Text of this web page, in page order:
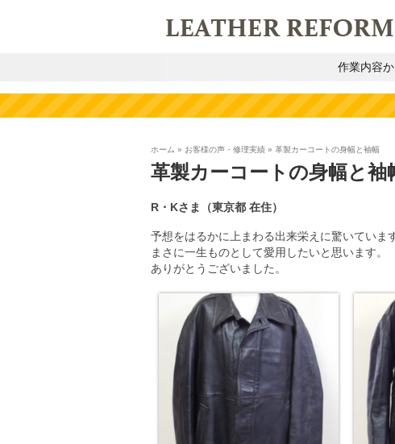
作業内容
ホーム » お客様の声・修理実績 » 革製カーコートの身幅と袖幅
革製カーコートの身幅と袖
R・Kさま（東京都 在住）
予想をはるかに上まわる出来栄えに驚いています
まさに一生ものとして愛用したいと思います。
ありがとうございました。